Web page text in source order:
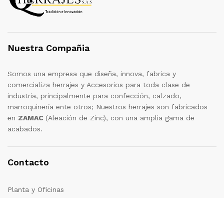
Nuestra Compañia
Somos una empresa que diseña, innova, fabrica y
comercializa herrajes y Accesorios para toda clase de
industria, principalmente para confección, calzado,
marroquinería ente otros; Nuestros herrajes son fabricados
en ZAMAC (Aleación de Zinc), con una amplia gama de
acabados.
Contacto
Planta y Oficinas